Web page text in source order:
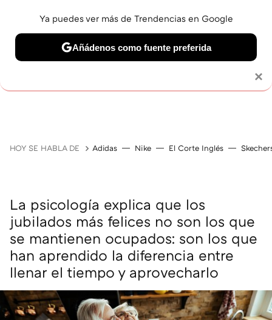
HOY SE HABLA DE Adidas Nike El Corte Inglés
La psicología explica que los
jubilados más felices no son los que
se mantienen ocupados: son los que
han aprendido la diferencia entre
llenar el tiempo y aprovecharlo
×
Ya puedes ver más de Trendencias en Google
Añádenos como fuente preferida